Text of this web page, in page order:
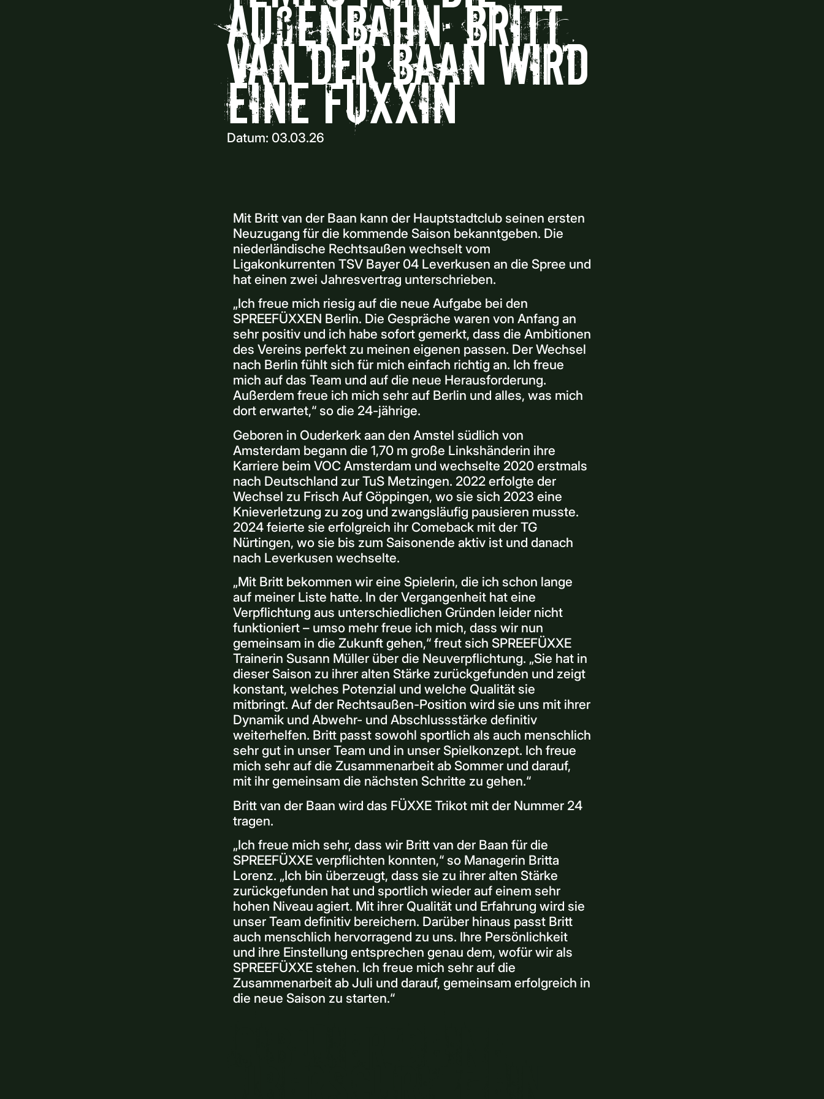
Außenbahn: Britt
van der Baan wird
eine FÜXXIN
Datum: 03.03.26
Mit Britt van der Baan kann der Hauptstadtclub seinen ersten
Neuzugang für die kommende Saison bekanntgeben. Die
niederländische Rechtsaußen wechselt vom
Ligakonkurrenten TSV Bayer 04 Leverkusen an die Spree und
hat einen zwei Jahresvertrag unterschrieben.
„Ich freue mich riesig auf die neue Aufgabe bei den
SPREEFÜXXEN Berlin. Die Gespräche waren von Anfang an
sehr positiv und ich habe sofort gemerkt, dass die Ambitionen
des Vereins perfekt zu meinen eigenen passen. Der Wechsel
nach Berlin fühlt sich für mich einfach richtig an. Ich freue
mich auf das Team und auf die neue Herausforderung.
Außerdem freue ich mich sehr auf Berlin und alles, was mich
dort erwartet,“ so die 24-jährige.
Geboren in Ouderkerk aan den Amstel südlich von
Amsterdam begann die 1,70 m große Linkshänderin ihre
Karriere beim VOC Amsterdam und wechselte 2020 erstmals
nach Deutschland zur TuS Metzingen. 2022 erfolgte der
Wechsel zu Frisch Auf Göppingen, wo sie sich 2023 eine
Knieverletzung zu zog und zwangsläufig pausieren musste.
2024 feierte sie erfolgreich ihr Comeback mit der TG
Nürtingen, wo sie bis zum Saisonende aktiv ist und danach
nach Leverkusen wechselte.
„Mit Britt bekommen wir eine Spielerin, die ich schon lange
auf meiner Liste hatte. In der Vergangenheit hat eine
Verpflichtung aus unterschiedlichen Gründen leider nicht
funktioniert – umso mehr freue ich mich, dass wir nun
gemeinsam in die Zukunft gehen,“ freut sich SPREEFÜXXE
Trainerin Susann Müller über die Neuverpflichtung. „Sie hat in
dieser Saison zu ihrer alten Stärke zurückgefunden und zeigt
konstant, welches Potenzial und welche Qualität sie
mitbringt. Auf der Rechtsaußen-Position wird sie uns mit ihrer
Dynamik und Abwehr- und Abschlussstärke definitiv
weiterhelfen. Britt passt sowohl sportlich als auch menschlich
sehr gut in unser Team und in unser Spielkonzept. Ich freue
mich sehr auf die Zusammenarbeit ab Sommer und darauf,
mit ihr gemeinsam die nächsten Schritte zu gehen.“
Britt van der Baan wird das FÜXXE Trikot mit der Nummer 24
tragen.
„Ich freue mich sehr, dass wir Britt van der Baan für die
SPREEFÜXXE verpflichten konnten,“ so Managerin Britta
Lorenz. „Ich bin überzeugt, dass sie zu ihrer alten Stärke
zurückgefunden hat und sportlich wieder auf einem sehr
hohen Niveau agiert. Mit ihrer Qualität und Erfahrung wird sie
unser Team definitiv bereichern. Darüber hinaus passt Britt
auch menschlich hervorragend zu uns. Ihre Persönlichkeit
und ihre Einstellung entsprechen genau dem, wofür wir als
SPREEFÜXXE stehen. Ich freue mich sehr auf die
Zusammenarbeit ab Juli und darauf, gemeinsam erfolgreich in
die neue Saison zu starten.“